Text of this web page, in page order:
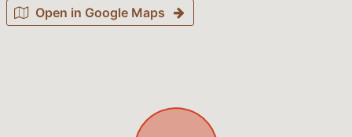
Open in Google Maps